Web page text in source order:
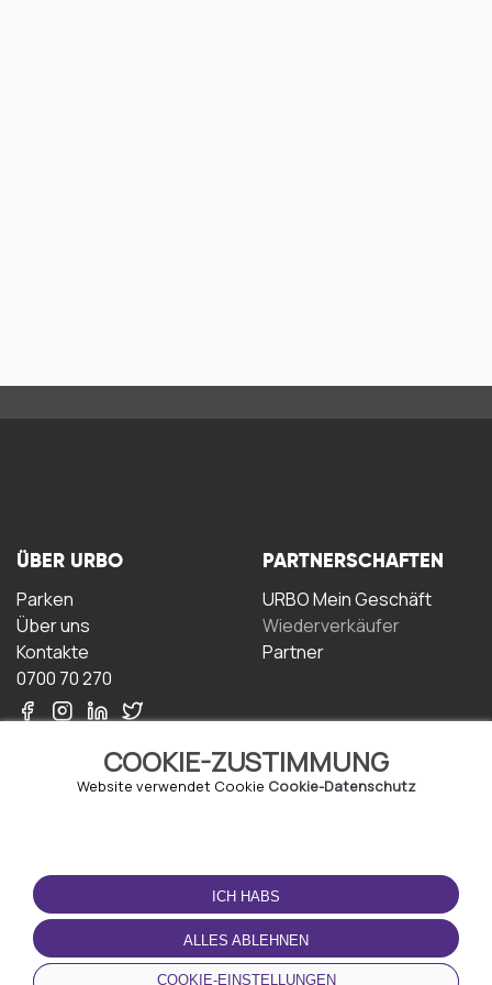
COOKIE-ZUSTIMMUNG
Website verwendet Cookie Cookie-Datenschutz
ICH HABS
ALLES ABLEHNEN
COOKIE-EINSTELLUNGEN
ÜBER URBO
Parken
Über uns
Kontakte
0700 70 270
PARTNERSCHAFTEN
URBO Mein Geschäft
Wiederverkäufer
Partner
NUTZUNGSBEDINGUNGEN
Geschäftsbedingungen
Datenschutz-
Bestimmungen
Cookie-Richtlinie
LADEN SIE DIE APP
HERUNTER